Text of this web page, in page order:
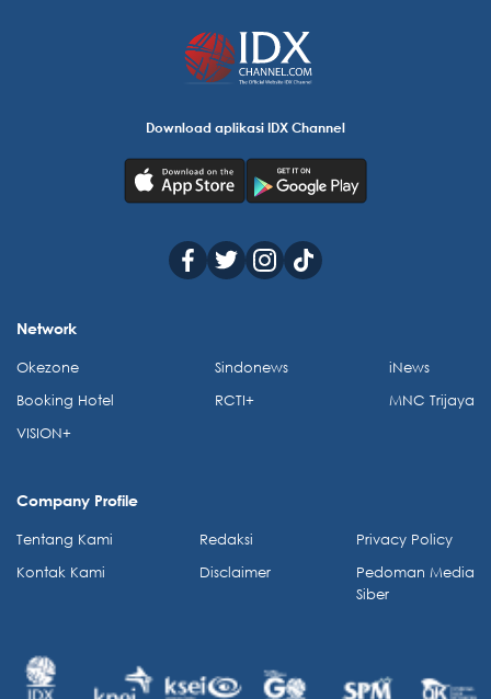
Download aplikasi IDX Channel
Network
Okezone
Booking Hotel
VISION+
Sindonews
RCTI+
iNews
MNC Trijaya
Company Profile
Tentang Kami
Kontak Kami
Redaksi
Disclaimer
Privacy Policy
Pedoman Media
Siber